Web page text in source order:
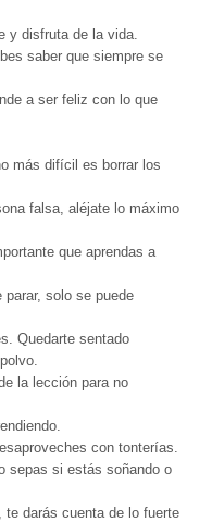
y disfruta de la vida.
saber que siempre se
a ser feliz con lo que
más difícil es borrar los
falsa, aléjate lo máximo
que aprendas a
parar, solo se puede
Quedarte sentado
la lección para no
con tonterías.
sepas si estás soñando o
te darás cuenta de lo fuerte